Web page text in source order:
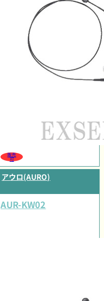
販売
可
アウロ(AURO)
AUR-KW02